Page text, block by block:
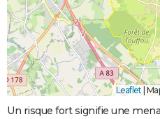
Leaflet
Un risque fort signifie une